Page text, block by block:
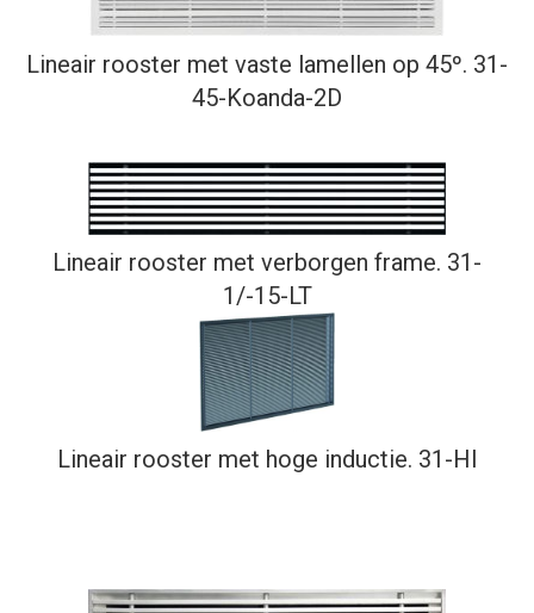
Lineair rooster met vaste lamellen op 45º. 31-
45-Koanda-2D
Lineair rooster met verborgen frame. 31-
1/-15-LT
Lineair rooster met hoge inductie. 31-HI